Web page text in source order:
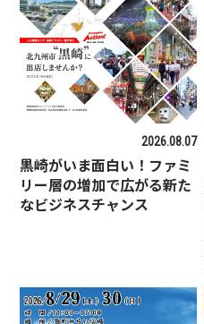
2026.08.07
黒崎がいま面白い！ファミ
リー層の増加で広がる新た
なビジネスチャンス